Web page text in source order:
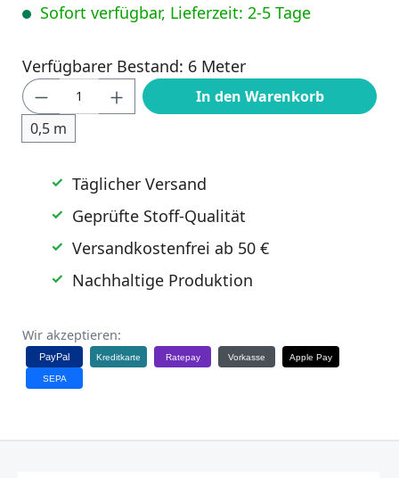
Sofort verfügbar, Lieferzeit: 2-5 Tage
Verfügbarer Bestand: 6 Meter
Produkt Anzahl: Gib den gewünschten
0,5 m
In den Warenkorb
Täglicher Versand
Geprüfte Stoff-Qualität
Versandkostenfrei ab 50 €
Nachhaltige Produktion
Wir akzeptieren:
PayPal Kreditkarte Ratepay Vorkasse Apple Pay
SEPA